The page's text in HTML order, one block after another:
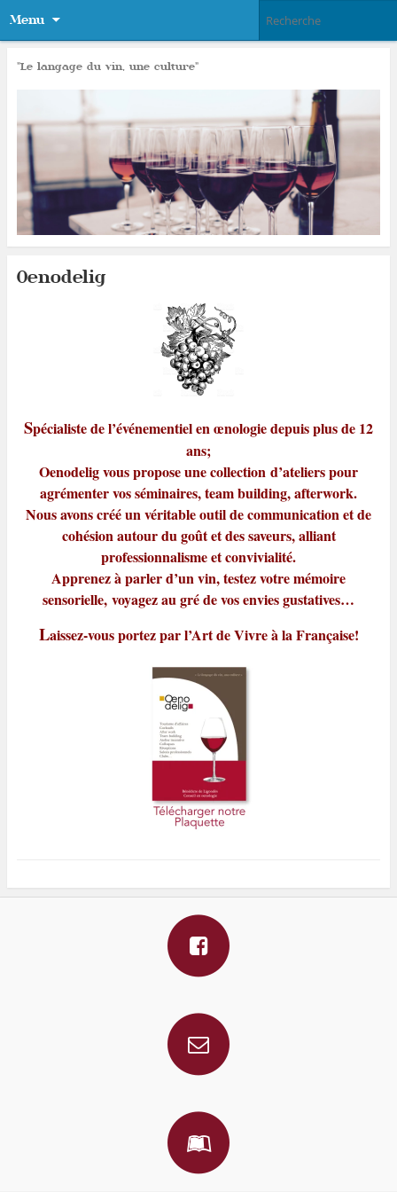
Menu
"Le langage du vin, une culture"
Oenodelig
Spécialiste de l’événementiel en œnologie depuis plus de 12
ans;
Oenodelig vous propose une collection d’ateliers pour
agrémenter vos séminaires, team building, afterwork.
Nous avons créé un véritable outil de communication et de
cohésion autour du goût et des saveurs,alliant
professionnalisme et convivialité.
Apprenez à parler d’un vin, testez votre mémoire
sensorielle, voyagez au gré de vos envies gustatives…
Laissez-vous portez par l’Art de Vivre à la Française!